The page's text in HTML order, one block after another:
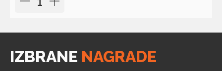
Omogoča boljši pregled in uporabo kontrol. Področje
uporabo 3 ali 4 kuhališč hkrati.
Druge značilnosti: motor z zmogljivostjo 850m3, tiha
IZBRANE NAGRADE